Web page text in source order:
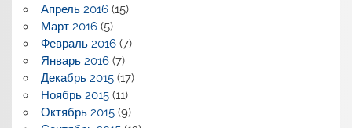
Апрель 2016(15)
Март 2016(5)
Февраль 2016(7)
Январь 2016(7)
Декабрь 2015(17)
Ноябрь 2015(11)
Октябрь 2015(9)